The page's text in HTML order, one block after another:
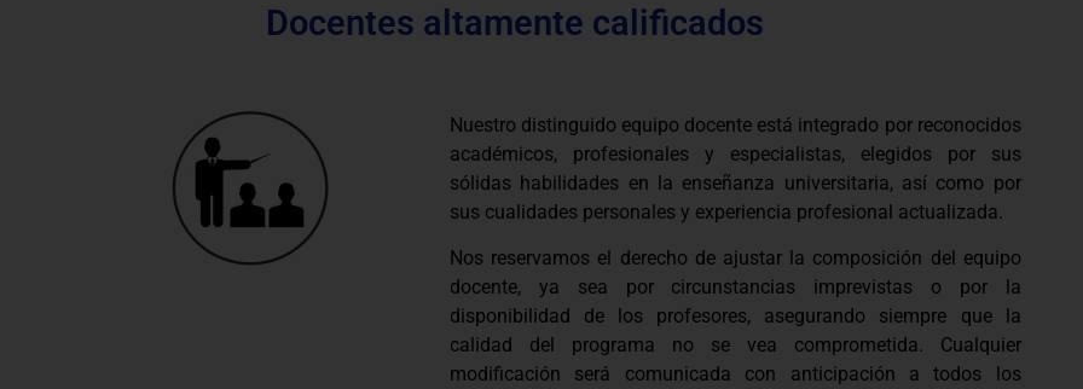
Docentes altamente calificados
Nuestro distinguido equipo docente está integrado por reconocidos
académicos, profesionales y especialistas, elegidos por sus
sólidas habilidades en la enseñanza universitaria, así como por
sus cualidades personales y experiencia profesional actualizada.
Nos reservamos el derecho de ajustar la composición del equipo
docente, ya sea por circunstancias imprevistas o por la
disponibilidad de los profesores, asegurando siempre que la
calidad del programa no se vea comprometida. Cualquier
modificación será comunicada con anticipación a todos los